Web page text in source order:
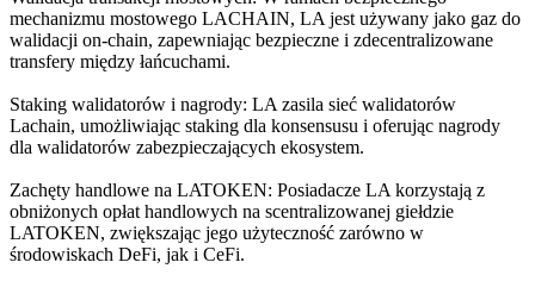
mechanizmu mostowego LACHAIN, LA jest używany jako gaz do
walidacji on-chain, zapewniając bezpieczne i zdecentralizowane
transfery między łańcuchami.
Staking walidatorów i nagrody: LA zasila sieć walidatorów
Lachain, umożliwiając staking dla konsensusu i oferując nagrody
dla walidatorów zabezpieczających ekosystem.
Zachęty handlowe na LATOKEN: Posiadacze LA korzystają z
obniżonych opłat handlowych na scentralizowanej giełdzie
LATOKEN, zwiększając jego użyteczność zarówno w
środowiskach DeFi, jak i CeFi.